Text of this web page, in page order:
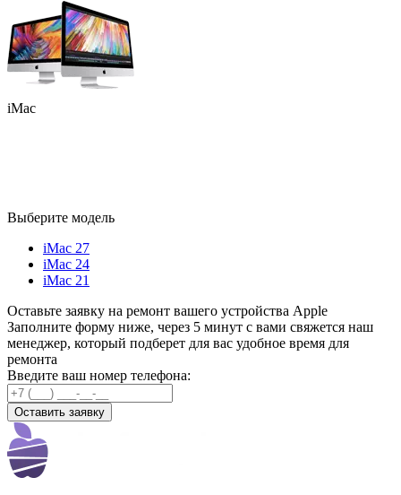
iMac
Выберите модель
iMac 27
iMac 24
iMac 21
Оставьте заявку на ремонт вашего устройства Apple
Заполните форму ниже, через 5 минут с вами свяжется наш
менеджер, который подберет для вас удобное время для
ремонта
Введите ваш номер телефона:
Оставить заявку